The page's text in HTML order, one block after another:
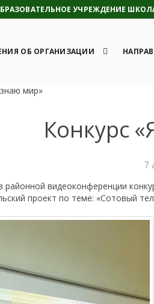
УЧРЕЖДЕНИЕ
ОБ ОРГАНИЗАЦИИ
мир»
Конкурс
7
районной видеоконференции
проект по теме: «Сотовый